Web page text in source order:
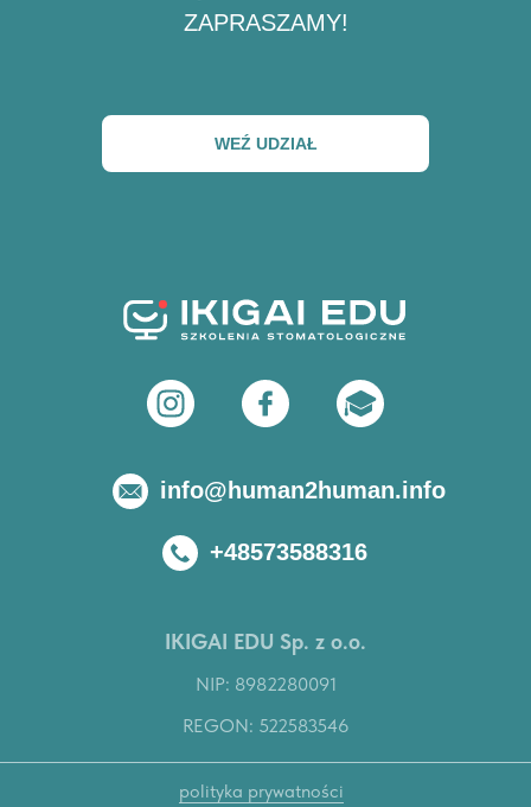
ZAPRASZAMY!
WEŹ UDZIAŁ
info@human2human.info
NIP: 8982280091
+48573588316
REGON: 522583546
polityka prywatności
IKIGAI EDU Sp. z o.o.